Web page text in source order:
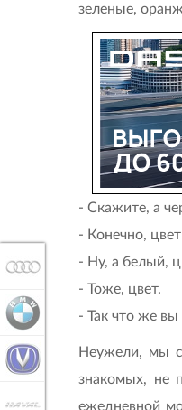
зеленые,
- Скажите, а
- Конечно,
- Ну, а белый,
- Тоже, цвет.
- Так что же вы
Неужели, мы с
знакомых, не
ежедневной
AUDI
BMW
CHANGAN
HAVAL